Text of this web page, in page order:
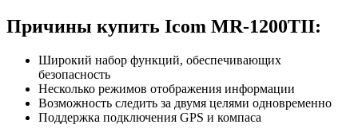
Причины купить Icom MR-1200TII:
Широкий набор функций, обеспечивающих
безопасность
Несколько режимов отображения информации
Возможность следить за двумя целями одновременно
Поддержка подключения GPS и компаса